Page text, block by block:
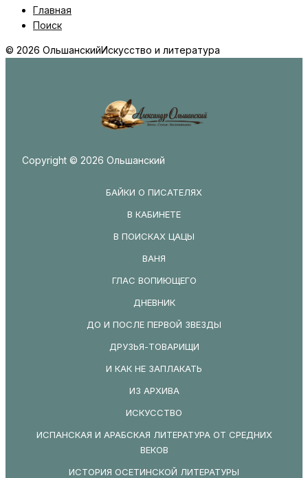
Главная
Поиск
© 2026 ОльшанскийИскусство и литература
Copyright © 2026 Ольшанский
БАЙКИ О ПИСАТЕЛЯХ
В КАБИНЕТЕ
В ПОИСКАХ ЦАЦЫ
ВАНЯ
ГЛАС ВОПИЮЩЕГО
ДНЕВНИК
ДО И ПОСЛЕ ПЕРВОЙ ЗВЕЗДЫ
ДРУЗЬЯ-ТОВАРИЩИ
И КАК НЕ ЗАПЛАКАТЬ
ИЗ АРХИВА
ИСКУССТВО
ИСПАНСКАЯ И АРАБСКАЯ ЛИТЕРАТУРА ОТ СРЕДНИХ
ВЕКОВ
ИСТОРИЯ ОСЕТИНСКОЙ ЛИТЕРАТУРЫ